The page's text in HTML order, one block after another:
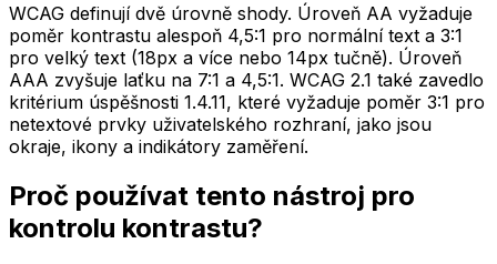
WCAG definují dvě úrovně shody. Úroveň AA vyžaduje
poměr kontrastu alespoň 4,5:1 pro normální text a 3:1
pro velký text (18px a více nebo 14px tučně). Úroveň
AAA zvyšuje laťku na 7:1 a 4,5:1. WCAG 2.1 také zavedlo
kritérium úspěšnosti 1.4.11, které vyžaduje poměr 3:1 pro
netextové prvky uživatelského rozhraní, jako jsou
okraje, ikony a indikátory zaměření.
Proč používat tento nástroj pro
kontrolu kontrastu?